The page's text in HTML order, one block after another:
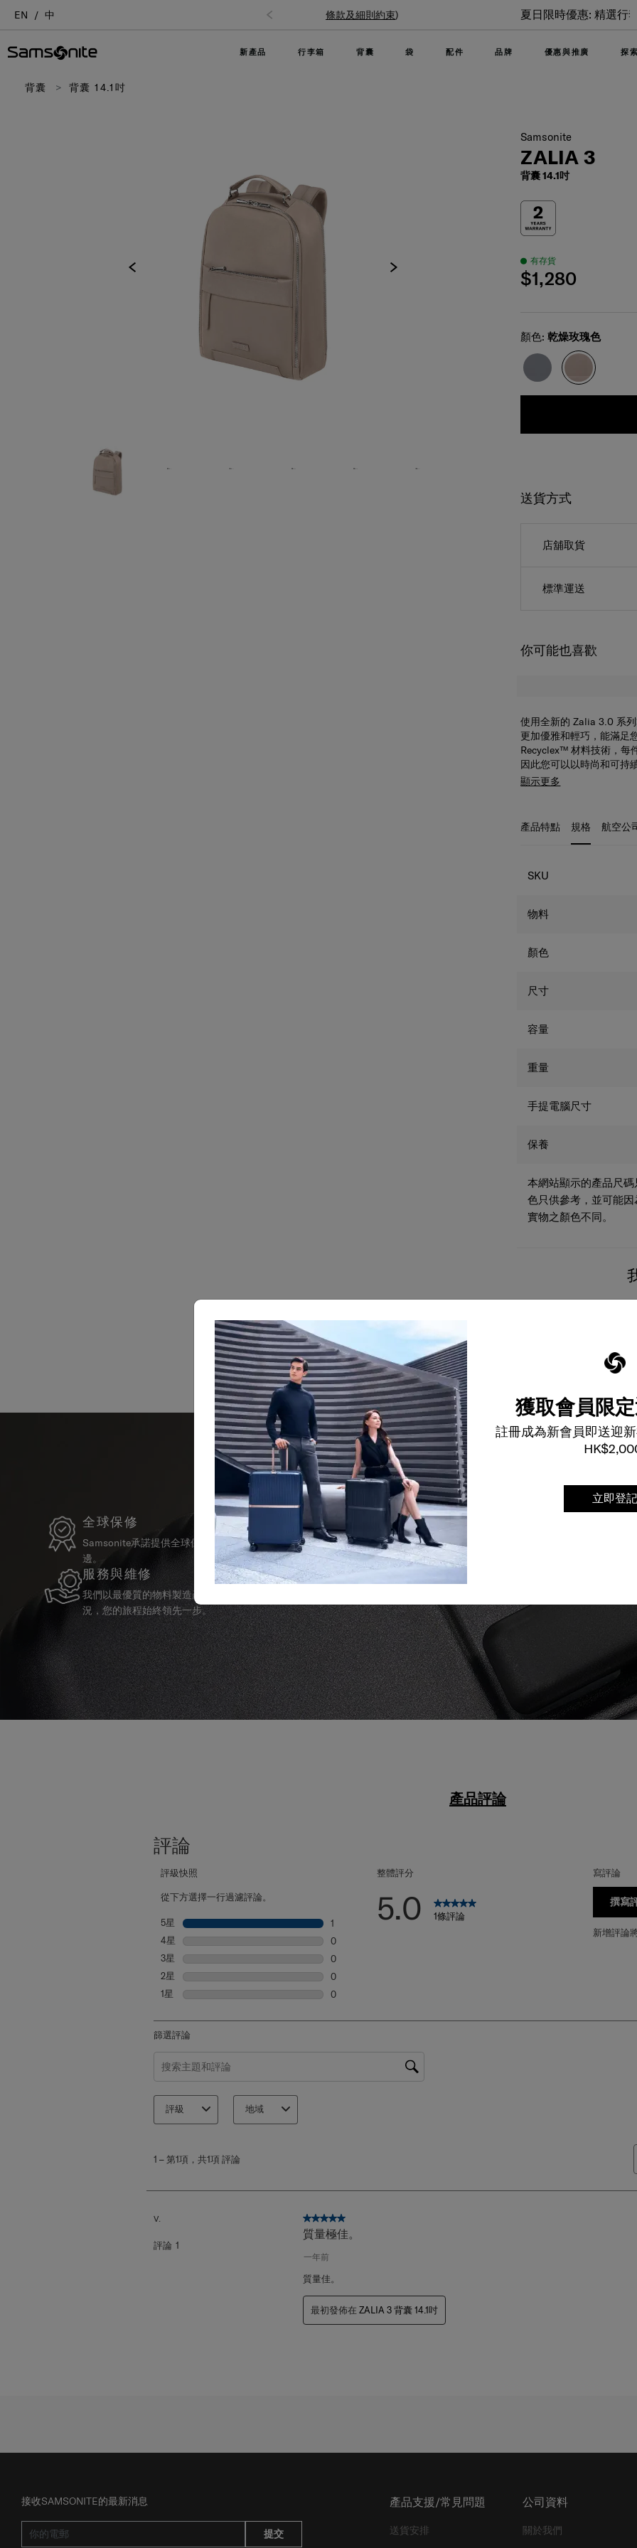
獲取會員限
註冊成為新會員即送迎
立即登記
EN 中 夏日限時優惠: 精選行李箱低至6折
新產品 行李箱 背囊 袋 配件 品牌 優惠與推廣 探
背囊 背囊 14.1吋
Samsonite
ZALIA 3
背囊 14.1吋
有存貨
$1,280
Select
顏色:乾燥玫瑰色
送貨方式
店舖取貨
標準運送
你可能也喜歡
使用全新的 Zalia 3.0 系
更加優雅和輕巧，能滿足
Recyclex™ 材料技術，每
因此您可以以時尚和可持
Zalia 3.0 背囊 14.1 吋收
讓您輕鬆地將背囊固定在
顯示更多
產品特點 規格 航空公
規格
SKU
物料
顏色
尺寸
容量
重量
手提電腦尺寸
保養
本網站顯示的產品尺
色只供參考，並可能
實物之顏色不同。
全球保修
Samsonite承諾提供全球保修服務，確保您的旅行裝備能夠長久伴隨您身
邊。
服務與維修
我們以最優質的物料製造產品，並提供可靠的服務支援，確保無論任何情
況，您的旅程始終領先一步。
產品評論
評論
評級快照
從下方選擇一行過濾評論。
5星 星級
1
1 個評論帶有 5 顆星。
4星 星級
0
0 個評論帶有 4 顆星。
3星 星級
0
0 個評論帶有 3 顆星。
2星 星級
0
0 個評論帶有 2 顆星。
1星 星級
0
整體評分
5.0 1條評論
寫評論
撰寫
新增評論
篩選評論
搜尋主題和評論搜尋區域
評級 地域
第
項，
評
1 – 第1項，共1項 評論
V.
評論 1
5星，共5星。
質量極佳。
一年前
質量佳。
最初發佈在ZALIA 3 背囊 14.1吋
接收SAMSONITE的最新消息
提交
產品支援/常見問題
送貨安排
公司資料
關於我們